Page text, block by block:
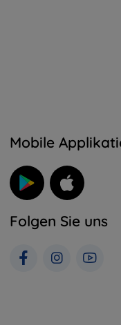
Mobile
Folgen Sie uns